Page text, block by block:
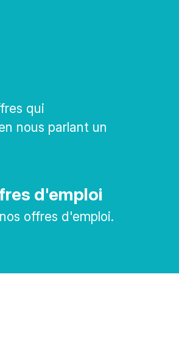
qui
nous parlant un
d'emploi
offres d'emploi.